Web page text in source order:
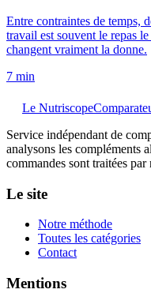
Entre contraintes de temps,
travail est souvent le repas
changent vraiment la donne.
7 min
Le Nutriscope
Service indépendant de
analysons les compléments
commandes sont traitées
Le site
Notre méthode
Toutes les catégories
Contact
Mentions